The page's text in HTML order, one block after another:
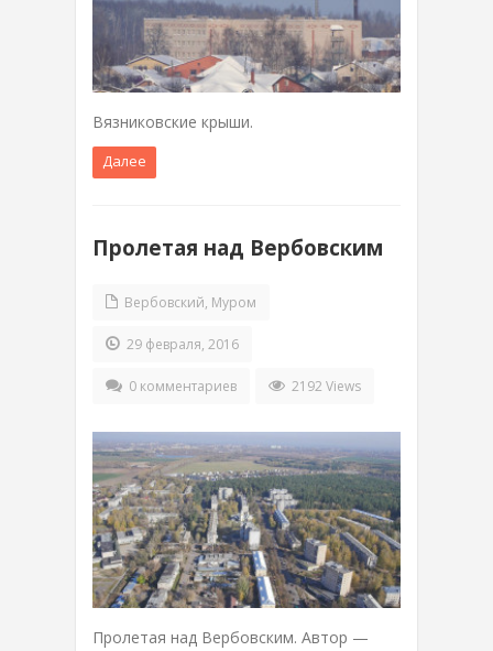
Вязниковские крыши.
Далее
Пролетая над Вербовским
Вербовский, Муром
29 февраля, 2016
0 комментариев 2192 Views
Пролетая над Вербовским. Автор —